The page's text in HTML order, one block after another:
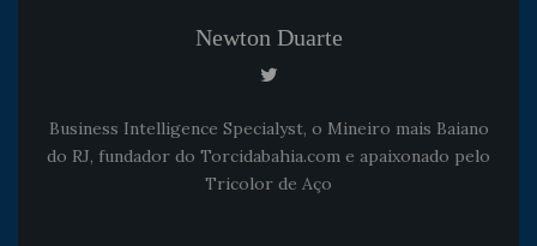
Newton Duarte
Business Intelligence Specialyst, o Mineiro mais Baiano
do RJ, fundador do Torcidabahia.com e apaixonado pelo
Tricolor de Aço